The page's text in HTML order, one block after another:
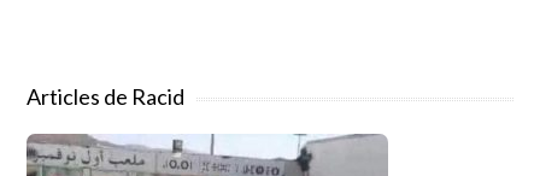
Articles de Racid